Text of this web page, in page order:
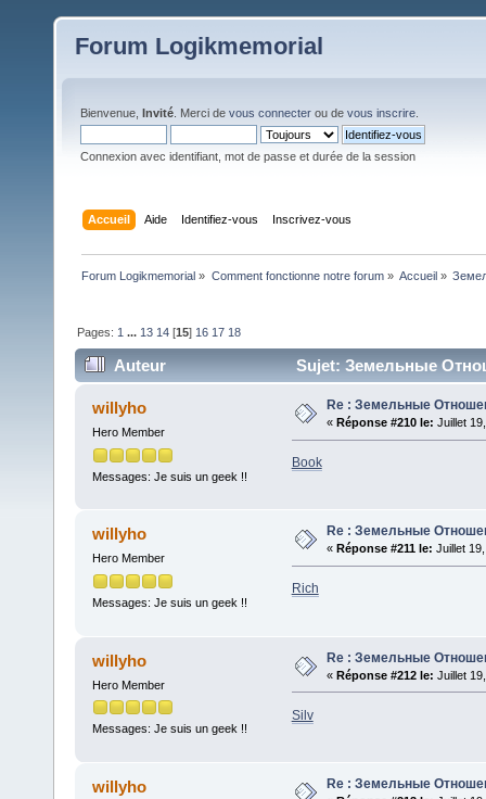
Forum Logikmemorial
Bienvenue, Invité . Merci de vous connecter ou de vous inscrire
Connexion avec identifiant, mot de passe et durée de la session
Accueil Aide Identifiez-vous Inscrivez-vous
Forum Logikmemorial » Comment fonctionne notre forum» Accueil»
Pages: 1 ... 13 14 [15] 16 17 18
Auteur Sujet: Земельные
willyho
Hero Member
Messages: Je suis un geek !!
Re : Земельные
« Réponse #210 le: Juillet
Book
willyho
Hero Member
Messages: Je suis un geek !!
Re : Земельные
« Réponse #211 le: Juillet
Rich
willyho
Hero Member
Messages: Je suis un geek !!
Re : Земельные
« Réponse #212 le: Juillet
Silv
willyho Re : Земельные